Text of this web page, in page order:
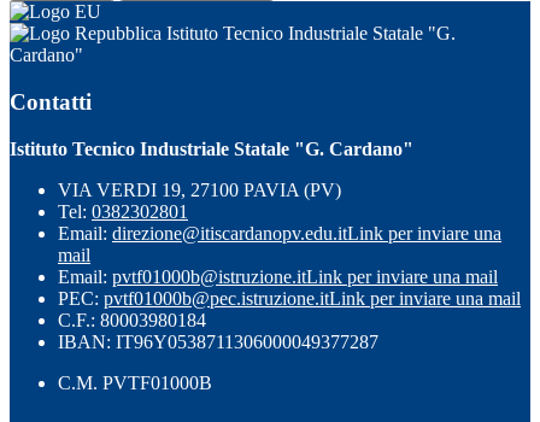
Istituto Tecnico Industriale Statale "G.
Cardano"
Contatti
Istituto Tecnico Industriale Statale "G. Cardano"
VIA VERDI 19, 27100 PAVIA (PV)
Tel: 0382302801
Email: direzione@itiscardanopv.edu.itLink per inviare una
mail
Email: pvtf01000b@istruzione.itLink per inviare una mail
PEC: pvtf01000b@pec.istruzione.itLink per inviare una mail
C.F.: 80003980184
IBAN: IT96Y0538711306000049377287
C.M. PVTF01000B